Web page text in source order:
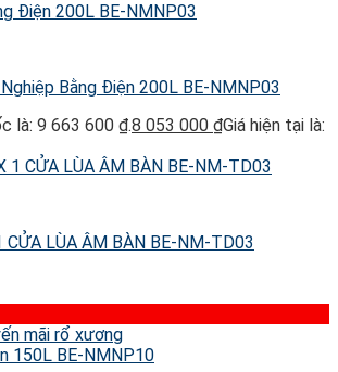
Bằng Điện 200L BE-NMNP03
là: 9 663 600 ₫.8 053 000 ₫Giá hiện tại là:
CỬA LÙA ÂM BÀN BE-NM-TD03